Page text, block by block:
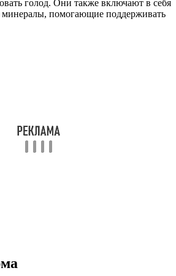
голод. Они также включают в себя
помогающие поддерживать